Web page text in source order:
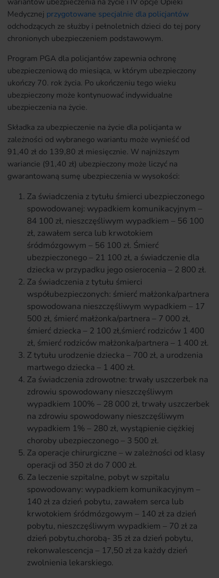
Medycznej przygotowane specjalnie dla policjantów
odchodzących ze służby i pełnoletnich dzieci do tej pory
chronionych ubezpieczeniem podstawowym.
Program PGA dla policjantów zapewnia ochronę
ubezpieczeniową do miesiąca, w którym ubezpieczony
ukończy 70. rok życia. Po ukończeniu tego wieku
ubezpieczony może kontynuować indywidualne
ubezpieczenia na życie.
Składka za ubezpieczenie na życie dla policjanta w
zależności od wybranego wariantu może wynieść od
91,40 zł do 139,80 zł miesięcznie. W najniższym
wariancie (91,40 zł) ubezpieczony może liczyć na
gwarantowaną sumę ubezpieczenia w wysokości:
Za świadczenia z tytułu śmierci ubezpieczonego
spowodowanej: wypadkiem komunikacyjnym –
84 100 zł, nieszczęśliwym wypadkiem – 56 100
zł, zawałem serca lub krwotokiem
śródmózgowym – 56 100 zł. Śmierć
ubezpieczonego – 21 100 zł, a świadczenie dla
dziecka w przypadku jego osierocenia – 2 800 zł.
Za świadczenia z tytułu śmierci
współubezpieczonych: śmierć małżonka/partnera
spowodowana nieszczęśliwym wypadkiem – 17
500 zł, śmierć małżonka/partnera – 7 000 zł,
śmierć dziecka – 2 100 zł,śmierć rodziców 1 400
zł, śmierć rodziców małżonka/partnera – 1 400 zł.
Z tytułu urodzenie dziecka – 700 zł, a urodzenia
martwego dziecka – 1 400 zł.
Za świadczenia zdrowotne: trwały uszczerbek na
zdrowiu spowodowany nieszczęśliwym
wypadkiem 100% – 28 000 zł, trwały uszczerbek
na zdrowiu spowodowany nieszczęśliwym
wypadkiem 1% – 280 zł, wystąpienie ciężkiej
choroby ubezpieczonego – 3 500 zł.
Za operacje chirurgiczne – w zależności od klasy
operacji od 350 zł do 7 000 zł.
Za leczenie szpitalne, pobyt w szpitalu
spowodowany: wypadkiem komunikacyjnym –
140 zł za dzień pobytu, zawałem serca lub
krwotokiem śródmózgowym – 140 zł za dzień
pobytu, nieszczęśliwym wypadkiem – 70 zł za
dzień pobytu,chorobą- 35 zł za dzień pobytu,
rekonwalescencja – 17,50 zł za każdy dzień
zwolnienia lekarskiego.